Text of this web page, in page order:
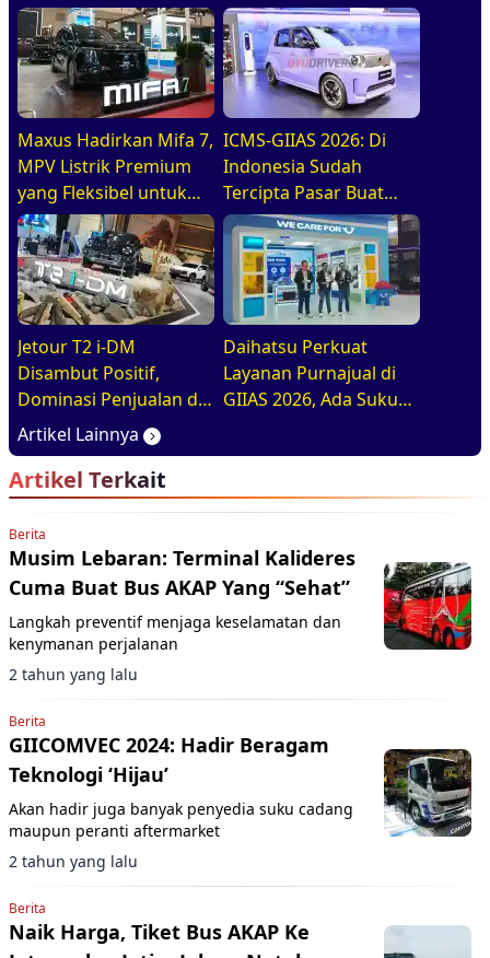
Maxus Hadirkan Mifa 7,
MPV Listrik Premium
yang Fleksibel untuk
Keluarga Modern Di
GIIAS 2026
ICMS-GIIAS 2026: Di
Indonesia Sudah
Tercipta Pasar Buat
BEV, HEV, Dan PHEV
Jetour T2 i-DM
Disambut Positif,
Dominasi Penjualan di
GIIAS 2026
Daihatsu Perkuat
Layanan Purnajual di
GIIAS 2026, Ada Suku
Artikel Lainnya
Artikel Terkait
Berita
Musim Lebaran: Terminal Kalideres
Cuma Buat Bus AKAP Yang “Sehat”
Langkah preventif menjaga keselamatan dan
kenymanan perjalanan
2 tahun yang lalu
Berita
GIICOMVEC 2024: Hadir Beragam
Teknologi ‘Hijau’
Akan hadir juga banyak penyedia suku cadang
maupun peranti aftermarket
2 tahun yang lalu
Berita
Naik Harga, Tiket Bus AKAP Ke